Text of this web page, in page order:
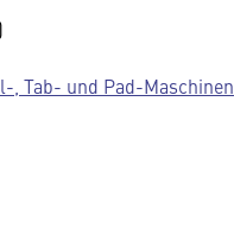
, Tab- und Pad-Maschinen